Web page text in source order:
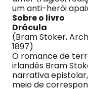
um anti-herói
Sobre o livro
Drácula
(Bram Stoker,
1897)
O romance de
irlandês Bram
narrativa
meio de